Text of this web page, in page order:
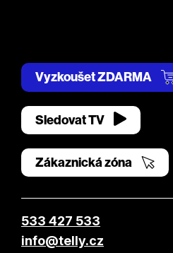
Vyzkoušet ZDARMA
Sledovat TV
Zákaznická zóna
533 427 533
info@telly.cz